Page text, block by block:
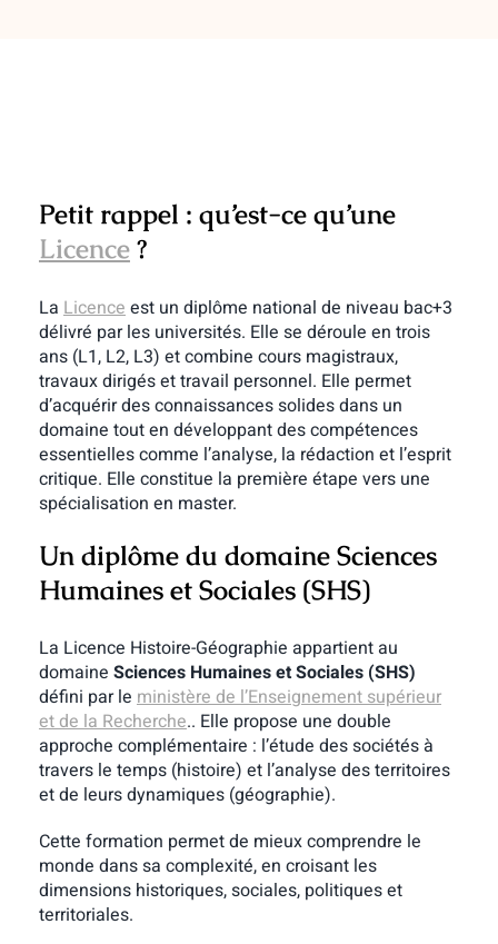
Petit rappel : qu’est-ce qu’une
Licence?
La Licence est un diplôme national de niveau bac+3
délivré par les universités. Elle se déroule en trois
ans (L1, L2, L3) et combine cours magistraux,
travaux dirigés et travail personnel. Elle permet
d’acquérir des connaissances solides dans un
domaine tout en développant des compétences
essentielles comme l’analyse, la rédaction et l’esprit
critique. Elle constitue la première étape vers une
spécialisation en master.
Un diplôme du domaine Sciences
Humaines et Sociales (SHS)
La Licence Histoire-Géographie appartient au
domaine Sciences Humaines et Sociales (SHS)
défini par le ministère de l’Enseignement supérieur
et de la Recherche.. Elle propose une double
approche complémentaire : l’étude des sociétés à
travers le temps (histoire) et l’analyse des territoires
et de leurs dynamiques (géographie).
Cette formation permet de mieux comprendre le
monde dans sa complexité, en croisant les
dimensions historiques, sociales, politiques et
territoriales.